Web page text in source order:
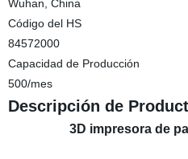
Wuhan, China
Código del HS
84572000
Capacidad de Producción
500/mes
Descripción de
3D impresora de